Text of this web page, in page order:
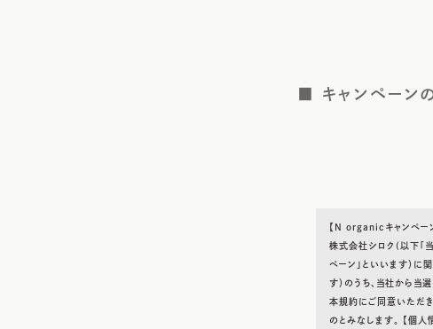
■ キャンペーン
【N organicキャンペー
株式会社シロク(以下「
ペーン」といいます）に
す）のうち、当社から当
本規約にご同意いただ
のとみなします。 【個